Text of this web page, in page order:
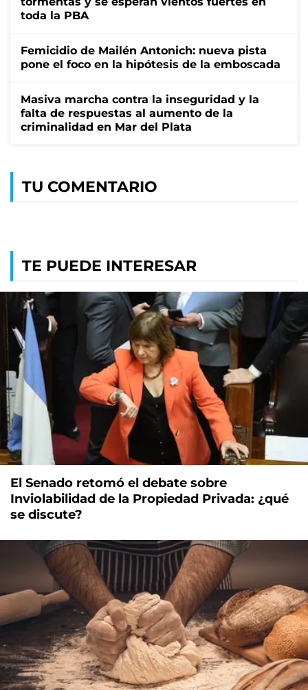
toda la PBA
Femicidio de Mailén Antonich: nueva pista
pone el foco en la hipótesis de la emboscada
Masiva marcha contra la inseguridad y la
falta de respuestas al aumento de la
criminalidad en Mar del Plata
TU COMENTARIO
TE PUEDE INTERESAR
El Senado retomó el debate sobre
Inviolabilidad de la Propiedad Privada: ¿qué
se discute?